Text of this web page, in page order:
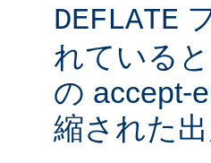
DEFLATE
れている
の accept-
縮された